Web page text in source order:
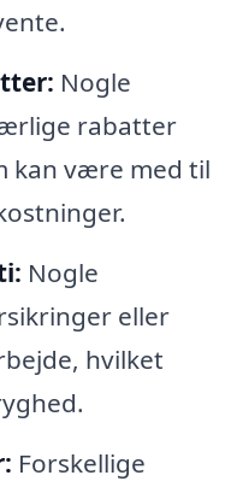
Nogle
rabatter
kan være med til
Nogle
eller
hvilket
Forskellige